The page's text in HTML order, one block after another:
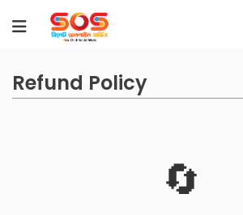
Refund Policy
🔄